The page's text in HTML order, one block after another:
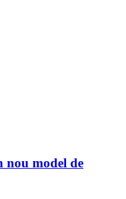
nou model de